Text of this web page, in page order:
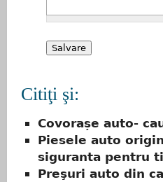
Citiţi şi:
Covorașe auto-
Piesele auto
siguranta pentru
Preşuri auto din